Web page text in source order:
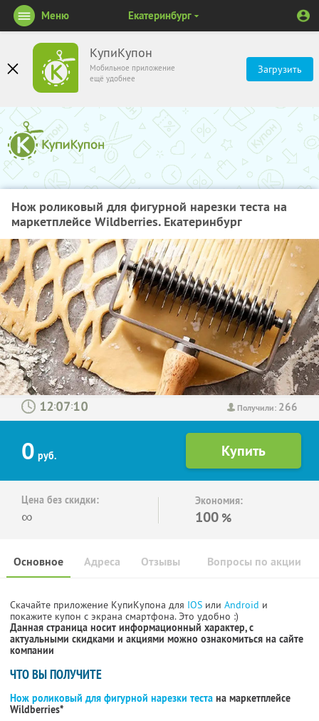
КупиКупон
Мобильное приложение
ещё удобнее
Загрузить
Меню Екатеринбург
Нож роликовый для фигурной нарезки теста на
маркетплейсе Wildberries. Екатеринбург
Получили: 266
: :
0 руб.
Цена без скидки:
∞
Экономия:
100 %
Основное Отзывы Вопросы по акции
Адреса
Скачайте приложение КупиКупона для IOS или Android и
покажите купон с экрана смартфона. Это удобно :)
Данная страница носит информационный характер, с
актуальными скидками и акциями можно ознакомиться на сайте
компании
ЧТО ВЫ ПОЛУЧИТЕ
Нож роликовый для фигурной нарезки теста на маркетплейсе
Wildberries*